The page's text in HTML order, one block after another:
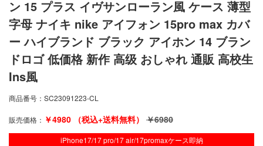
ン 15 プラス イヴサンローラン風 ケース 薄型
字母 ナイキ nike アイフォン 15pro max カバ
ー ハイブランド ブラック アイホン 14 ブラン
ドロゴ 低価格 新作 高级 おしゃれ 通販 高校生
Ins風
商品番号： SC23091223-CL
販売価格： ￥4980 （税込+送料無料） ￥6980
iPhone17/17 pro/17 air/17promaxケース即納